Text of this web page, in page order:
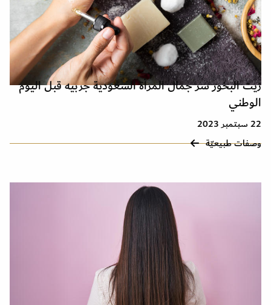
زيت البخور سر جمال المرأة السعودية جربيه قبل اليوم
الوطني
22 سبتمبر 2023
وصفات طبيعيّة